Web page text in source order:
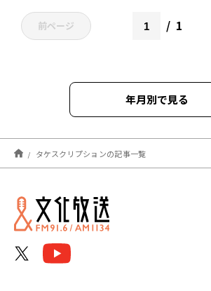
前ページ 1
年月別で見る
2024年03月
2024年02月
2024年01月
タケスクリプションの記事一覧